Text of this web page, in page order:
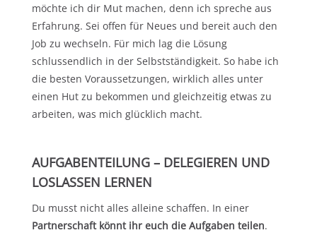
möchte ich dir Mut machen, denn ich spreche aus
Erfahrung. Sei offen für Neues und bereit auch den
Job zu wechseln. Für mich lag die Lösung
schlussendlich in der Selbstständigkeit. So habe ich
die besten Voraussetzungen, wirklich alles unter
einen Hut zu bekommen und gleichzeitig etwas zu
arbeiten, was mich glücklich macht.
AUFGABENTEILUNG – DELEGIEREN UND
LOSLASSEN LERNEN
Du musst nicht alles alleine schaffen. In einer
Partnerschaft könnt ihr euch die Aufgaben teilen.